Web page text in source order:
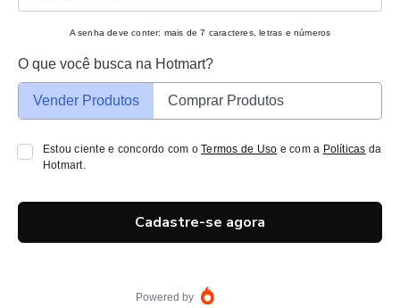
A senha deve conter: mais de 7 caracteres, letras e números
O que você busca na Hotmart?
Vender Produtos Comprar Produtos
Estou ciente e concordo com oTermos de Uso e com a Políticas da
Hotmart.
Cadastre-se agora
Powered by